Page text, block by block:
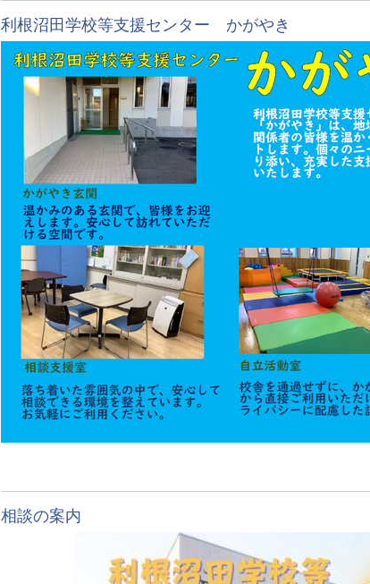
利根沼田学校等支援センター かがやき
相談の案内